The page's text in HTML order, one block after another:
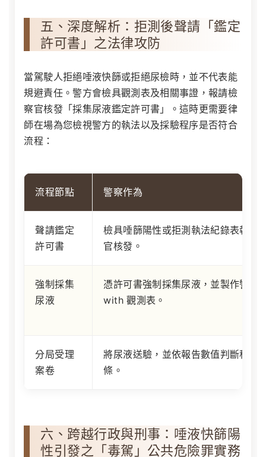
五、深度解析：拒測後聲請「鑑定
許可書」之法律攻防
當駕駛人拒絕唾液快篩或拒絕尿檢時，並不代表能
規避責任。警方會檢具觀測表及相關事證，報請檢
察官核發「採集尿液鑑定許可書」。這時更需要律
師在場為您檢視警方的執法以及採驗程序是否符合
流程：
流程節點 警察作為
聲請鑑定
許可書
檢具唾篩陽性或拒測執法紀錄表報請
官核發。
強制採集
尿液
憑許可書強制採集尿液，並製作警詢
with 觀測表。
分局受理
案卷
將尿液送驗，並依報告數值判斷移送
條。
六、跨越行政與刑事：唾液快篩陽
性引發之「毒駕」公共危險罪實務